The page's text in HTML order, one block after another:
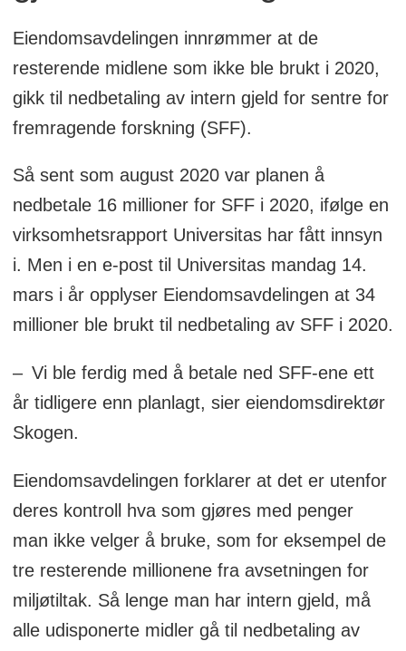
Eiendomsavdelingen innrømmer at de
resterende midlene som ikke ble brukt i 2020,
gikk til nedbetaling av intern gjeld for sentre for
fremragende forskning (SFF).
Så sent som august 2020 var planen å
nedbetale 16 millioner for SFF i 2020, ifølge en
virksomhetsrapport Universitas har fått innsyn
i. Men i en e-post til Universitas mandag 14.
mars i år opplyser Eiendomsavdelingen at 34
millioner ble brukt til nedbetaling av SFF i 2020.
– Vi ble ferdig med å betale ned SFF-ene ett
år tidligere enn planlagt, sier eiendomsdirektør
Skogen.
Eiendomsavdelingen forklarer at det er utenfor
deres kontroll hva som gjøres med penger
man ikke velger å bruke, som for eksempel de
tre resterende millionene fra avsetningen for
miljøtiltak. Så lenge man har intern gjeld, må
alle udisponerte midler gå til nedbetaling av